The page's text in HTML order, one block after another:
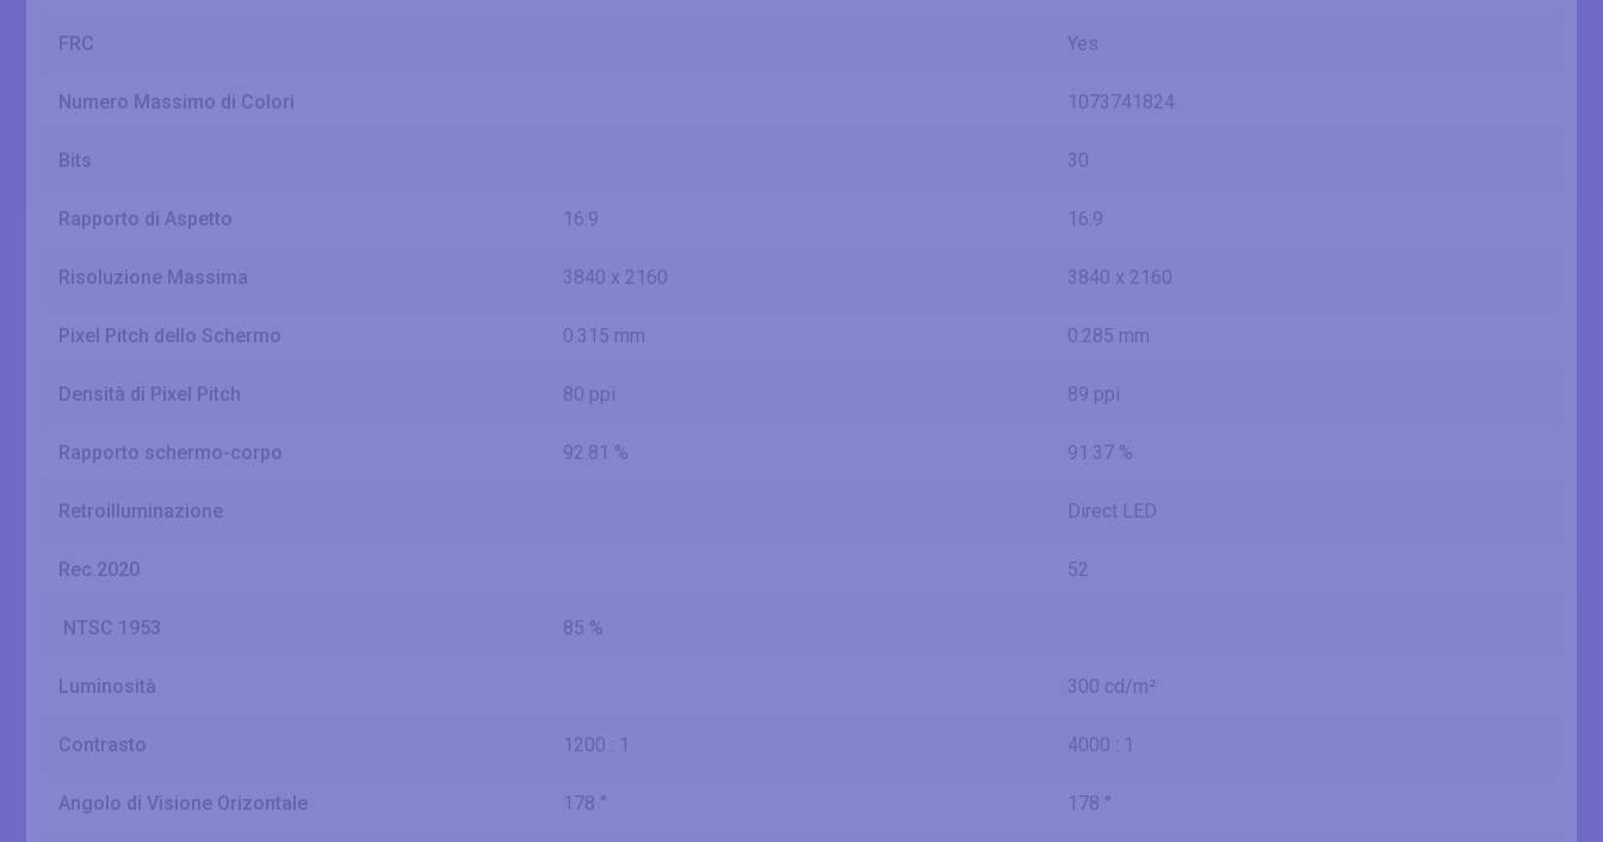
FRC Yes
Numero Massimo di Colori 1073741824
Bits 30
Rapporto di Aspetto 16:9 16:9
Risoluzione Massima 3840 x 2160 3840 x 2160
Pixel Pitch dello Schermo 0.315 mm 0.285 mm
Densità di Pixel Pitch 80 ppi 89 ppi
Rapporto schermo-corpo 92.81 % 91.37 %
Retroilluminazione Direct LED
Rec.2020 52
NTSC 1953 85 %
Luminosità 300 cd/m²
Contrasto 1200 : 1 4000 : 1
Angolo di Visione Orizontale 178 ° 178 °